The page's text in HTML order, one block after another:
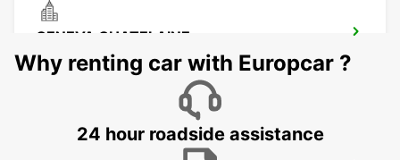
GENEVA CHATELAINE
CHATELAINE - SWITZERLAND
Why renting car with Europcar ?
24 hour roadside assistance